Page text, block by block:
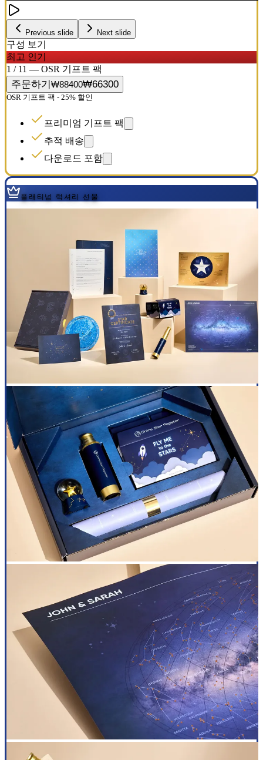
Previous slide Next slide
구성 보기
최고 인기
1 / 11 — OSR 기프트 팩
주문하기₩88400₩66300
OSR 기프트 팩 - 25% 할인
프리미엄 기프트 팩
추적 배송
다운로드 포함
플래티넘 럭셔리 선물